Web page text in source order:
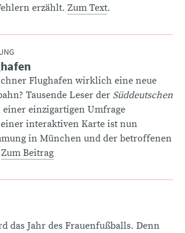
erzählt. Zum Text.
Flughafen wirklich eine neue
Tausende Leser der Süddeutschen
einzigartigen Umfrage
interaktiven Karte ist nun
in München und der betroffenen
Zum Beitrag
das Jahr des Frauenfußballs. Denn